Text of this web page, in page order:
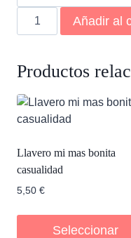
Puzzle
padrinos
Añadir al
Productos
Llavero mi mas bonita
casualidad
5,50 €
Seleccionar